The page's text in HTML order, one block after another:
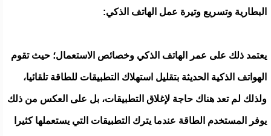
البطارية وتسريع وتيرة عمل الهاتف الذكي:
يعتمد ذلك على عمر الهاتف الذكي وخصائص الاستعمال؛ حيث تقوم
الهواتف الذكية الحديثة بتقليل استهلاك التطبيقات للطاقة تلقائيا،
ولذلك لم تعد هناك حاجة لإغلاق التطبيقات، بل على العكس من ذلك
يوفر المستخدم الطاقة عندما يترك التطبيقات التي يستعملها كثيرا